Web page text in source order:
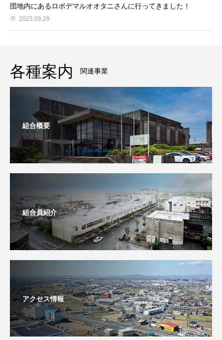
団地内にあるロボデマルオオタニさんに行ってきました！
2025.09.29
各種案内 関連事業
組合概要
組合員紹介
アクセス情報